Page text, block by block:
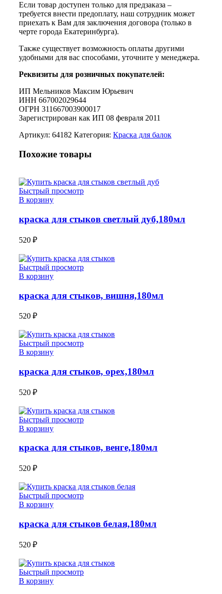
Если товар доступен только для предзаказа –
требуется внести предоплату, наш сотрудник может
приехать к Вам для заключения договора (только в
черте города Екатеринбурга).
Также существует возможность оплаты другими
удобными для вас способами, уточните у менеджера.
Реквизиты для розничных покупателей:
ИП Мельников Максим Юрьевич
ИНН 667002029644
ОГРН 311667003900017
Зарегистрирован как ИП 08 февраля 2011
Артикул: 64182 Категория: Краска для балок
Похожие товары
Быстрый просмотр
В корзину
краска для стыков светлый дуб,180мл
520 ₽
Быстрый просмотр
В корзину
краска для стыков, вишня,180мл
520 ₽
Быстрый просмотр
В корзину
краска для стыков, орех,180мл
520 ₽
Быстрый просмотр
В корзину
краска для стыков, венге,180мл
520 ₽
Быстрый просмотр
В корзину
краска для стыков белая,180мл
520 ₽
Быстрый просмотр
В корзину